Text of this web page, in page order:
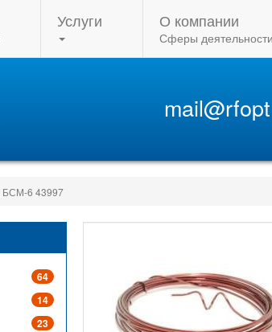
Услуги О компании
Сферы деятельности
БСМ-6 43997
64
14
23